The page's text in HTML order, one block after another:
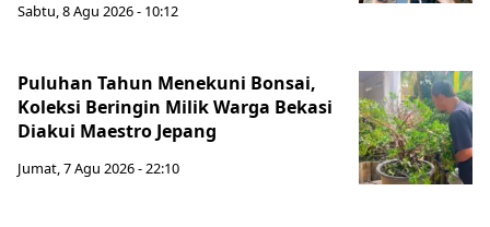
Sabtu, 8 Agu 2026 - 10:12
Puluhan Tahun Menekuni Bonsai,
Koleksi Beringin Milik Warga Bekasi
Diakui Maestro Jepang
Jumat, 7 Agu 2026 - 22:10